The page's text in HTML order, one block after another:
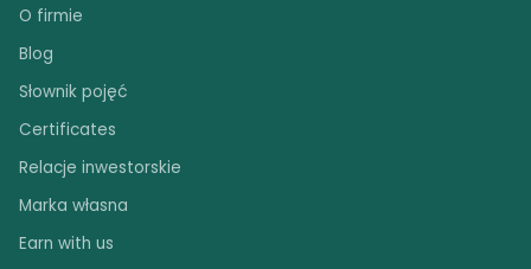
O firmie
Blog
Słownik pojęć
Certificates
Relacje inwestorskie
Marka własna
Earn with us